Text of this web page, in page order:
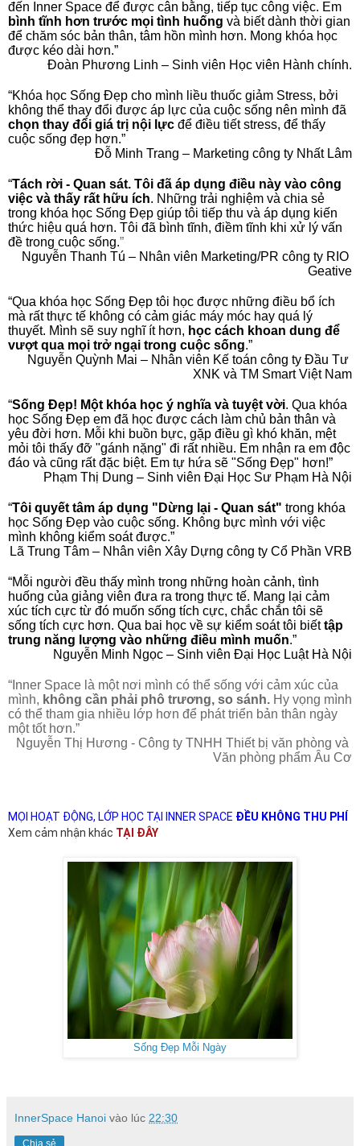
bình tĩnh hơn trước mọi tình huống và biết dành thời gian
để chăm sóc bản thân, tâm hồn mình hơn. Mong khóa học
được kéo dài hơn.”
Đoàn Phương Linh – Sinh viên Học viên Hành chính.
“Khóa học Sống Đẹp cho mình liều thuốc giảm Stress, bởi
chọn thay đổi giá trị nội lực để điều tiết stress, để thấy
cuộc sống đẹp hơn.”
Đỗ Minh Trang – Marketing công ty Nhất Lâm
“Tách rời - Quan sát. Tôi đã áp dụng điều này vào công
việc và thấy rất hữu ích. Những trải nghiệm và chia sẻ
trong khóa học Sống Đẹp giúp tôi tiếp thu và áp dụng kiến
thức hiệu quá hơn. Tôi đã bình tĩnh, điềm tĩnh khi xử lý vấn
đề trong cuộc sống.”
Nguyễn Thanh Tú – Nhân viên Marketing/PR công ty RIO
Geative
“Qua khóa học Sống Đẹp tôi học được những điều bổ ích
mà rất thực tế không có cảm giác máy móc hay quá lý
thuyết. Mình sẽ suy nghĩ ít hơn, học cách khoan dung để
vượt qua mọi trở ngại trong cuộc sống.”
Nguyễn Quỳnh Mai – Nhân viên Kế toán công ty Đầu Tư
XNK và TM Smart Việt Nam
“Sống Đẹp! Một khóa học ý nghĩa và tuyệt vời. Qua khóa
học Sống Đẹp em đã học được cách làm chủ bản thân và
yêu đời hơn. Mỗi khi buồn bực, gặp điều gì khó khăn, mệt
mỏi tôi thấy đỡ "gánh nặng" đi rất nhiều. Em nhận ra em độc
đáo và cũng rất đặc biệt. Em tự hứa sẽ "Sống Đẹp" hơn!”
Phạm Thị Dung – Sinh viên Đại Học Sư Phạm Hà Nội
“Tôi quyết tâm áp dụng "Dừng lại - Quan sát" trong khóa
học Sống Đẹp vào cuộc sống. Không bực mình với việc
mình không kiểm soát được.”
Lã Trung Tâm – Nhân viên Xây Dựng công ty Cổ Phần VRB
“Mỗi người đều thấy mình trong những hoàn cảnh, tình
huống của giảng viên đưa ra trong thực tế. Mang lại cảm
xúc tích cực từ đó muốn sống tích cực, chắc chắn tôi sẽ
sống tích cực hơn. Qua bai học về sự kiểm soát tôi biết tập
trung năng lượng vào những điều mình muốn.”
Nguyễn Minh Ngọc – Sinh viên Đại Học Luật Hà Nội
“Inner Space là một nơi mình có thể sống với cảm xúc của
mình, không cần phải phô trương, so sánh. Hy vọng mình
có thể tham gia nhiều lớp hơn để phát triển bản thân ngày
một tốt hơn.”
Nguyễn Thị Hương - Công ty TNHH Thiết bị văn phòng và
Văn phòng phẩm Âu Cơ
MỌI HOẠT ĐỘNG, LỚP HỌC TẠI INNER SPACE ĐỀU KHÔNG THU PHÍ
Xem cảm nhận khác TẠI ĐÂY
Sống Đẹp Mỗi Ngày
InnerSpace Hanoi vào lúc 22:30
Chia sẻ